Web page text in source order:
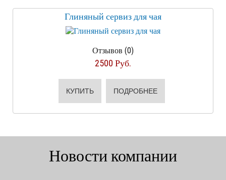
Глиняный сервиз для чая
Отзывов (0)
2500 Руб.
КУПИТЬ ПОДРОБНЕЕ
Новости компании